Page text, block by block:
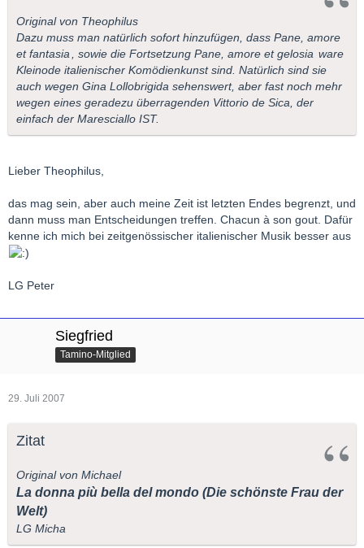
Original von Theophilus
Dazu muss man natürlich sofort hinzufügen, dass Pane, amore
et fantasia
, sowie die Fortsetzung Pane, amore et gelosia ware
Kleinode italienischer Komödienkunst sind. Natürlich sind sie
auch wegen Gina Lollobrigida sehenswert, aber fast noch mehr
wegen eines geradezu überragenden Vittorio de Sica, der
einfach der Maresciallo IST.
Lieber Theophilus,
das mag sein, aber auch meine Zeit ist letzten Endes begrenzt, und
dann muss man Entscheidungen treffen. Chacun à son gout. Dafür
kenne ich mich bei zeitgenössischer italienischer Musik besser aus
LG Peter
Siegfried
Tamino-Mitglied
29. Juli 2007
Zitat
Original von Michael
La donna più bella del mondo (Die schönste Frau der
Welt)
LG Micha